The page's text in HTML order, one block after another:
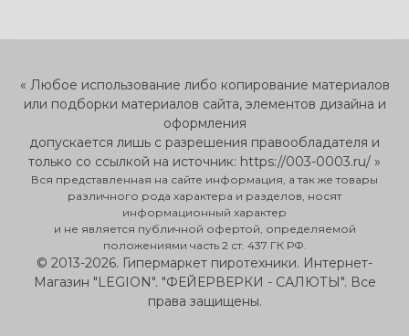
« Любое использование либо копирование материалов
или подборки материалов сайта, элементов дизайна и
оформления
допускается лишь с разрешения правообладателя и
только со ссылкой на источник: https://003-0003.ru/ »
Вся представленная на сайте информация, а так же товары
различного рода характера и разделов, носят
информационный характер
и не является публичной офертой, определяемой
положениями часть 2 ст. 437 ГК РФ.
© 2013-2026. Гипермаркет пиротехники. Интернет-
Магазин "LEGION". "ФЕЙЕРВЕРКИ - САЛЮТЫ". Все
права защищены.